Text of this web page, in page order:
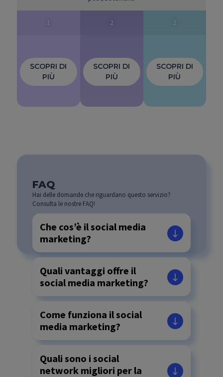
1 2 2
SCOPRI DI
PIÙ
SCOPRI DI
PIÙ
SCOPRI DI
PIÙ
FAQ
Hai delle domande che riguardano questo servizio?
Consulta le nostre FAQ!
Che cos’è il social media
marketing?
Quali vantaggi offre il
social media marketing?
Come funziona il social
media marketing?
Quali sono i social
network migliori per la